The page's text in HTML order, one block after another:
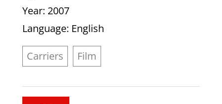
Year: 2007
Language: English
Carriers Film